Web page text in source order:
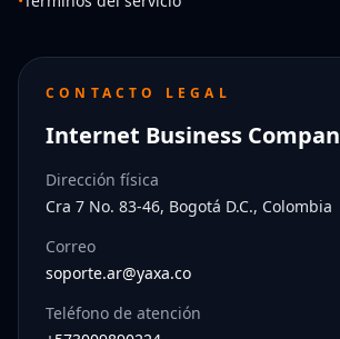
CONTACTO LEGAL
Internet Business
Dirección física
Cra 7 No. 83-46, Bogotá D.C., Colombia
Correo
soporte.ar@yaxa.co
Teléfono de atención